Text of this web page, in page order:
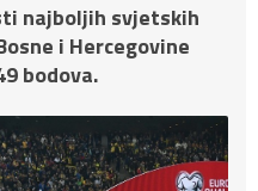
najboljih svjetskih
i Hercegovine
bodova.